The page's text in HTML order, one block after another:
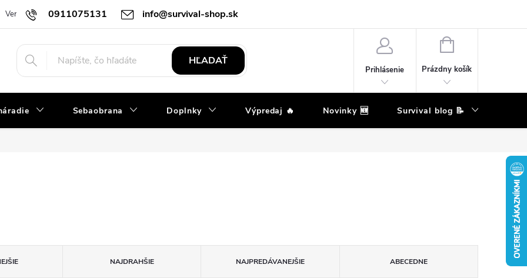
0911075131 info@survival-shop.sk
Vernostný program Slovník pojmov Obchodné podmienky
HĽADAŤ
Prihlásenie
NÁKUPNÝ
Prázdny košík
Sebaobrana Doplnky Výpredaj 🔥 Novinky 🆕 Survival blog 📝
NAJDRAHŠIE NAJPREDÁVANEJŠIE ABECEDNE